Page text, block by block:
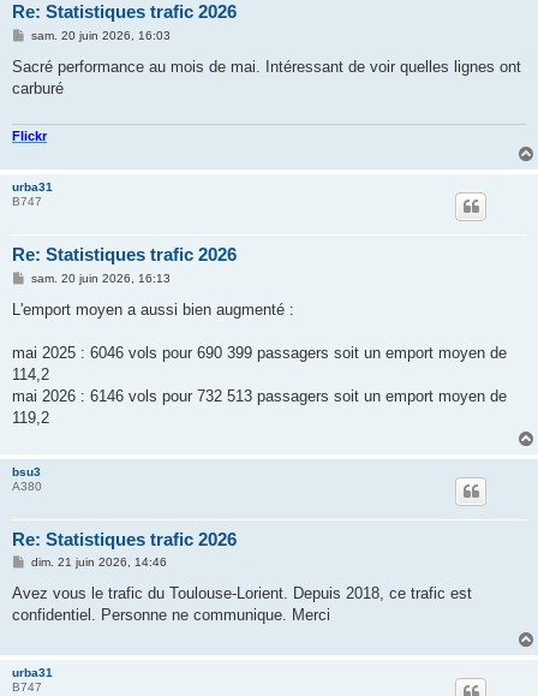
Re: Statistiques trafic 2026
M
s
a
sam. 20 juin 2026, 16:03
Sacré performance au mois de mai. Intéressant de voir quelles lignes ont
carburé
Flickr
urba31
B747
Re: Statistiques trafic 2026
M
s
g
sam. 20 juin 2026, 16:13
L'emport moyen a aussi bien augmenté :
mai 2025 : 6046 vols pour 690 399 passagers soit un emport moyen de
114,2
mai 2026 : 6146 vols pour 732 513 passagers soit un emport moyen de
119,2
bsu3
A380
Re: Statistiques trafic 2026
M
s
a
dim. 21 juin 2026, 14:46
Avez vous le trafic du Toulouse-Lorient. Depuis 2018, ce trafic est
confidentiel. Personne ne communique. Merci
urba31
B747